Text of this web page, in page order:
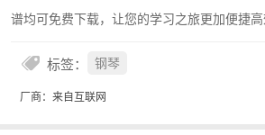
谱均可免费下载，让您的学习之旅更加便捷高
标签： 钢琴
厂商：来自互联网